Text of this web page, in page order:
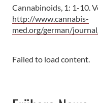
Cannabinoids, 1: 1-10.
http://www.cannabis-
med.org/german/
Failed to load content.